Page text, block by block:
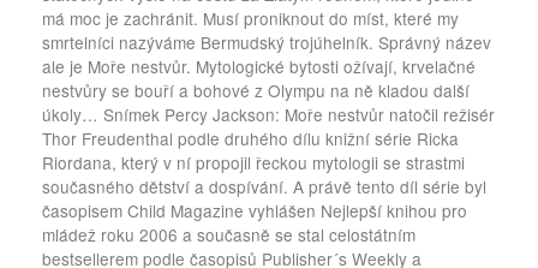
má moc je zachránit. Musí proniknout do míst, které my
smrtelníci nazýváme Bermudský trojúhelník. Správný název
ale je Moře nestvůr. Mytologické bytosti ožívají, krvelačné
nestvůry se bouří a bohové z Olympu na ně kladou další
úkoly… Snímek Percy Jackson: Moře nestvůr natočil režisér
Thor Freudenthal podle druhého dílu knižní série Ricka
Riordana, který v ní propojil řeckou mytologii se strastmi
současného dětství a dospívání. A právě tento díl série byl
časopisem Child Magazine vyhlášen Nejlepší knihou pro
mládež roku 2006 a současně se stal celostátním
bestsellerem podle časopisů Publisher´s Weekly a